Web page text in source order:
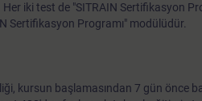
iki test de "SITRAIN Sertifikasyon
Sertifikasyon Programı" modülüdür.
kursun başlamasından 7 gün önce